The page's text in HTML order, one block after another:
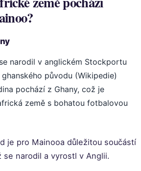
narodil v anglickém Stockportu
původu (Wikipedie)
pochází z Ghany, což je
země s bohatou fotbalovou
je pro Mainooa důležitou součástí
se narodil a vyrostl v Anglii.